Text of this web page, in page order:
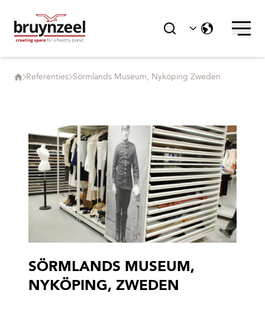
Referenties Sörmlands Museum, Nyköping Zweden
SÖRMLANDS MUSEUM,
NYKÖPING, ZWEDEN